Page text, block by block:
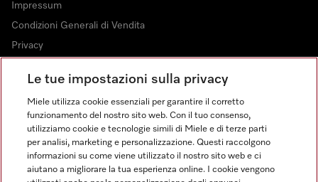
Impressum
Condizioni Generali di Vendita
Privacy
Dichiarazione di Accessibilità
Modulo di recesso
Legge sui servizi digitali
Impostazioni cookie
Le tue impostazioni sulla privacy
Miele utilizza cookie essenziali per garantire il corretto
funzionamento del nostro sito web. Con il tuo consenso,
utilizziamo cookie e tecnologie simili di Miele e di terze parti
per analisi, marketing e personalizzazione. Questi raccolgono
informazioni su come viene utilizzato il nostro sito web e ci
aiutano a migliorare la tua esperienza online. I cookie vengono